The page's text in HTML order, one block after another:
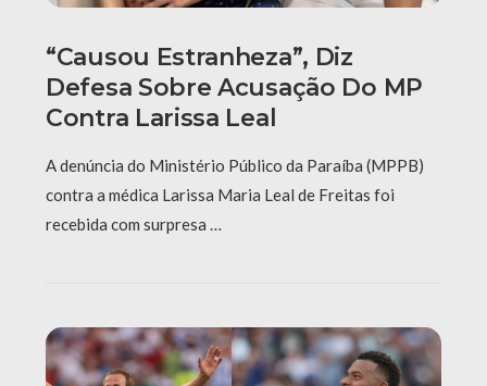
“Causou Estranheza”, Diz
Defesa Sobre Acusação Do MP
Contra Larissa Leal
A denúncia do Ministério Público da Paraíba (MPPB)
contra a médica Larissa Maria Leal de Freitas foi
recebida com surpresa …